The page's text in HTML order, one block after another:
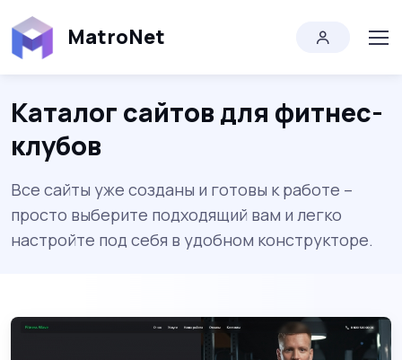
MatroNet
Каталог сайтов для фитнес-
клубов
Все сайты уже созданы и готовы к работе –
просто выберите подходящий вам и легко
настройте под себя в удобном конструкторе.